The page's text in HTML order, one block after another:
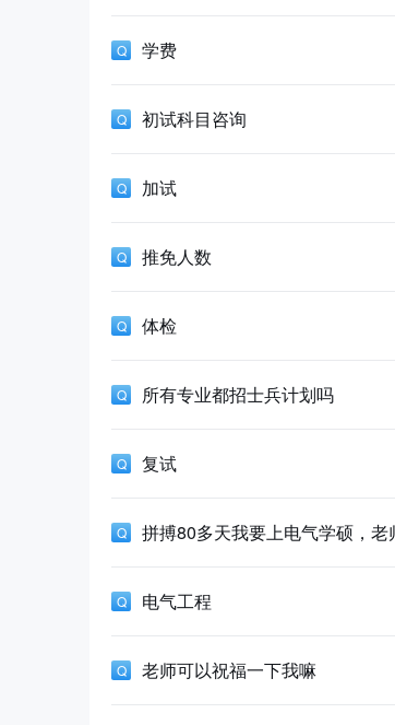
学费
初试科目咨询
加试
推免人数
体检
所有专业都招士兵计划吗
复试
拼搏80多天我要上电气学硕，
电气工程
老师可以祝福一下我嘛